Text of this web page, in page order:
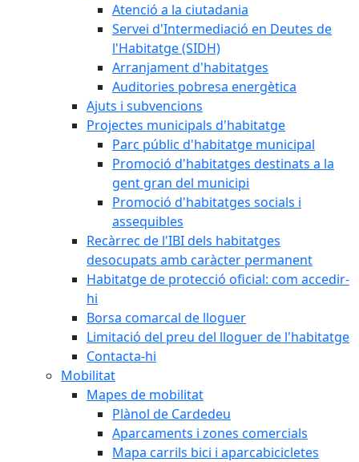
Atenció a la ciutadania
Servei d'Intermediació en Deutes de
l'Habitatge (SIDH)
Arranjament d'habitatges
Auditories pobresa energètica
Ajuts i subvencions
Projectes municipals d'habitatge
Parc públic d'habitatge municipal
Promoció d'habitatges destinats a la
gent gran del municipi
Promoció d'habitatges socials i
assequibles
Recàrrec de l'IBI dels habitatges
desocupats amb caràcter permanent
Habitatge de protecció oficial: com accedir-
hi
Borsa comarcal de lloguer
Limitació del preu del lloguer de l'habitatge
Contacta-hi
Mobilitat
Mapes de mobilitat
Plànol de Cardedeu
Aparcaments i zones comercials
Mapa carrils bici i aparcabicicletes